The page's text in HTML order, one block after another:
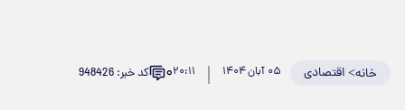
خانه>اقتصادی ۰۵ آبان ۱۴۰۴ ۲۰:۱۱۰ کد خبر: 948426